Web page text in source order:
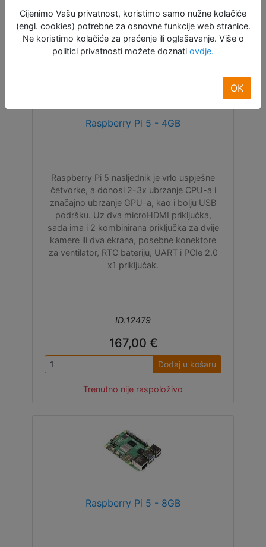
Raspoloživo: 2
Raspberry Pi 5 - 4GB
Raspberry Pi 5 nasljednik je vrlo uspješne
četvorke, a donosi 2-3x ubrzanje CPU-a i
značajno ubrzanje GPU-a, kao i bolju USB
podršku. Uz dva microHDMI priključka,
sada ima i 2 kombinirana priključka za dvije
kamere ili dva ekrana, posebne konektore
za ventilator, RTC bateriju, UART i PCIe 2.0
x1 priključak.
ID:12479
167,00 €
Dodaj u košaru
Trenutno nije raspoloživo
Raspberry Pi 5 - 8GB
Cijenimo Vašu privatnost, koristimo samo nužne kolačiće
(engl. cookies) potrebne za osnovne funkcije web stranice.
Ne koristimo kolačiće za praćenje ili oglašavanje. Više o
politici privatnosti možete doznati ovdje.
OK